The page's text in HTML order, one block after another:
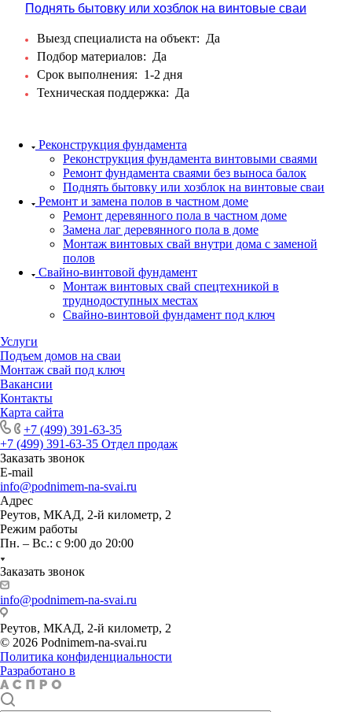
Поднять бытовку или хозблок на винтовые сваи
Выезд специалиста на объект: Да
Подбор материалов: Да
Срок выполнения: 1-2 дня
Техническая поддержка: Да
Реконструкция фундамента
Реконструкция фундамента винтовыми сваями
Ремонт фундамента сваями без выноса балок
Поднять бытовку или хозблок на винтовые сваи
Ремонт и замена полов в частном доме
Ремонт деревянного пола в частном доме
Замена лаг деревянного пола в доме
Монтаж винтовых свай внутри дома с заменой
полов
Свайно-винтовой фундамент
Монтаж винтовых свай спецтехникой в
труднодоступных местах
Свайно-винтовой фундамент под ключ
Услуги
Подъем домов на сваи
Монтаж свай под ключ
Вакансии
Контакты
Карта сайта
+7 (499) 391-63-35
+7 (499) 391-63-35 Отдел продаж
Заказать звонок
E-mail
info@podnimem-na-svai.ru
Адрес
Реутов, МКАД, 2-й километр, 2
Режим работы
Пн. – Вс.: с 9:00 до 20:00
Заказать звонок
info@podnimem-na-svai.ru
Реутов, МКАД, 2-й километр, 2
© 2026 Podnimem-na-svai.ru
Политика конфиденциальности
Разработано в